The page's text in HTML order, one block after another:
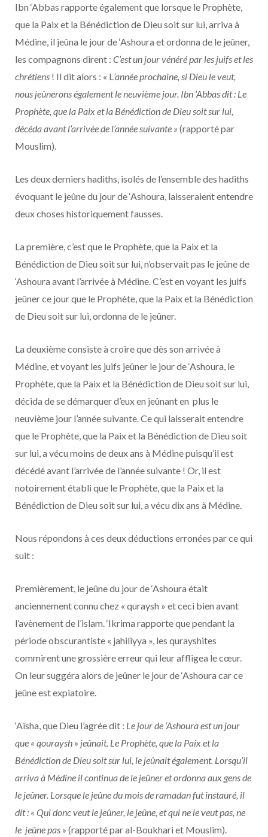
Ibn ‘Abbas rapporte également que lorsque le Prophète,
que la Paix et la Bénédiction de Dieu soit sur lui, arriva à
Médine, il jeûna le jour de ‘Ashoura et ordonna de le jeûner,
les compagnons dirent : C’est un jour vénéré par les juifs et les
chrétiens ! Il dit alors : « L’année prochaine, si Dieu le veut,
nous jeûnerons également le neuvième jour. Ibn ‘Abbas dit : Le
Prophète, que la Paix et la Bénédiction de Dieu soit sur lui,
décéda avant l’arrivée de l’année suivante » (rapporté par
Mouslim).
Les deux derniers hadiths, isolés de l’ensemble des hadiths
évoquant le jeûne du jour de ‘Ashoura, laisseraient entendre
deux choses historiquement fausses.
La première, c’est que le Prophète, que la Paix et la
Bénédiction de Dieu soit sur lui, n’observait pas le jeûne de
‘Ashoura avant l’arrivée à Médine. C’est en voyant les juifs
jeûner ce jour que le Prophète, que la Paix et la Bénédiction
de Dieu soit sur lui, ordonna de le jeûner.
La deuxième consiste à croire que dès son arrivée à
Médine, et voyant les juifs jeûner le jour de ‘Ashoura, le
Prophète, que la Paix et la Bénédiction de Dieu soit sur lui,
décida de se démarquer d’eux en jeûnant en plus le
neuvième jour l’année suivante. Ce qui laisserait entendre
que le Prophète, que la Paix et la Bénédiction de Dieu soit
sur lui, a vécu moins de deux ans à Médine puisqu’il est
décédé avant l’arrivée de l’année suivante ! Or, il est
notoirement établi que le Prophète, que la Paix et la
Bénédiction de Dieu soit sur lui, a vécu dix ans à Médine.
Nous répondons à ces deux déductions erronées par ce qui
suit :
Premièrement, le jeûne du jour de ‘Ashoura était
anciennement connu chez « quraysh » et ceci bien avant
l’avènement de l’islam. ‘Ikrima rapporte que pendant la
période obscurantiste « jahiliyya », les qurayshites
commirent une grossière erreur qui leur affligea le cœur.
On leur suggéra alors de jeûner le jour de ‘Ashoura car ce
jeûne est expiatoire.
‘Aïsha, que Dieu l’agrée dit : Le jour de ‘Ashoura est un jour
que « qouraysh » jeûnait. Le Prophète, que la Paix et la
Bénédiction de Dieu soit sur lui, le jeûnait également. Lorsqu’il
arriva à Médine il continua de le jeûner et ordonna aux gens de
le jeûner. Lorsque le jeûne du mois de ramadan fut instauré, il
dit : « Qui donc veut le jeûner, le jeûne, et qui ne le veut pas, ne
le jeûne pas » (rapporté par al-Boukhari et Mouslim).